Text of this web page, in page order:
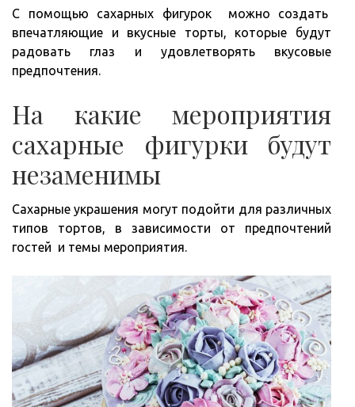
С помощью сахарных фигурок можно создать
впечатляющие и вкусные торты, которые будут
радовать глаз и удовлетворять вкусовые
предпочтения.
На какие мероприятия
сахарные фигурки будут
незаменимы
Сахарные украшения могут подойти для различных
типов тортов, в зависимости от предпочтений
гостей и темы мероприятия.